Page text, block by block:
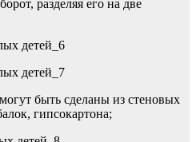
разделяя его на две
быть сделаны из стеновых
гипсокартона;